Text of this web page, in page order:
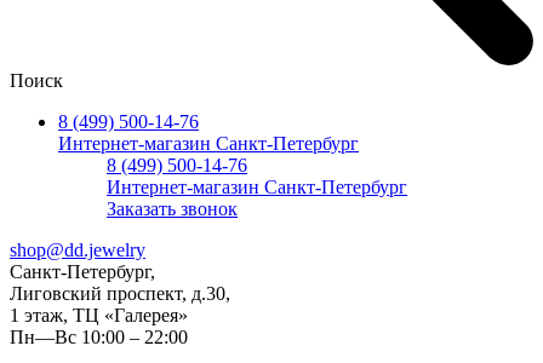
Поиск
8 (499) 500-14-76
Интернет-магазин Санкт-Петербург
8 (499) 500-14-76
Интернет-магазин Санкт-Петербург
Заказать звонок
shop@dd.jewelry
Санкт-Петербург,
Лиговский проспект, д.30,
1 этаж, ТЦ «Галерея»
Пн—Вс 10:00 – 22:00